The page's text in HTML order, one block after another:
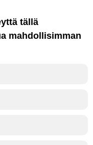
tällä
mahdollisimman